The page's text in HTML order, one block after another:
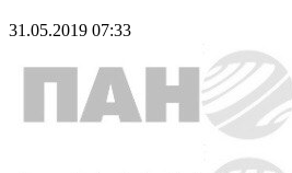
31.05.2019 07:33